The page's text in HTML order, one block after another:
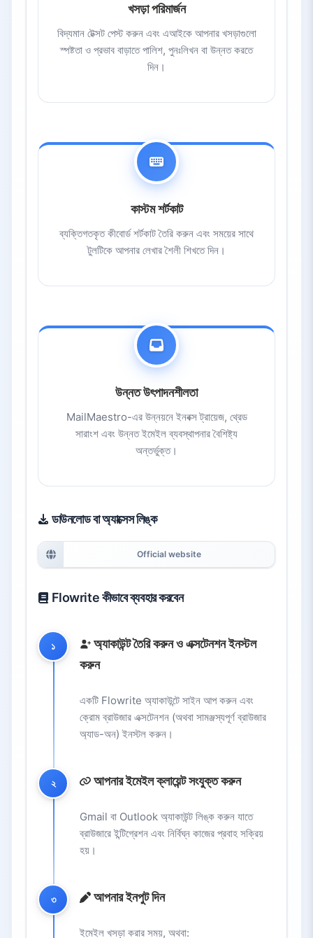
খসড়া পরিমার্জন
বিদ্যমান টেক্সট পেস্ট করুন এবং এআইকে আপনার খসড়াগুলো
স্পষ্টতা ও প্রভাব বাড়াতে পালিশ, পুনঃলিখন বা উন্নত করতে
দিন।
কাস্টম শর্টকাট
ব্যক্তিগতকৃত কীবোর্ড শর্টকাট তৈরি করুন এবং সময়ের সাথে
টুলটিকে আপনার লেখার শৈলী শিখতে দিন।
উন্নত উৎপাদনশীলতা
MailMaestro-এর উন্নয়নে ইনবক্স ট্রায়েজ, থ্রেড
সারাংশ এবং উন্নত ইমেইল ব্যবস্থাপনার বৈশিষ্ট্য
অন্তর্ভুক্ত।
ডাউনলোড বা অ্যাক্সেস লিঙ্ক
Official website
Flowrite কীভাবে ব্যবহার করবেন
১
অ্যাকাউন্ট তৈরি করুন ও এক্সটেনশন ইনস্টল
করুন
একটি Flowrite অ্যাকাউন্টে সাইন আপ করুন এবং
ক্রোম ব্রাউজার এক্সটেনশন (অথবা সামঞ্জস্যপূর্ণ ব্রাউজার
অ্যাড-অন) ইনস্টল করুন।
২ আপনার ইমেইল ক্লায়েন্ট সংযুক্ত করুন
Gmail বা Outlook অ্যাকাউন্ট লিঙ্ক করুন যাতে
ব্রাউজারে ইন্টিগ্রেশন এবং নির্বিঘ্ন কাজের প্রবাহ সক্রিয়
হয়।
৩ আপনার ইনপুট দিন
ইমেইল খসড়া করার সময়, অথবা: